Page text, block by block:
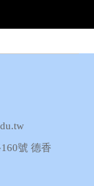
號 德香